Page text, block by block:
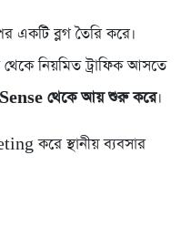
একটি ব্লগ তৈরি করে।
নিয়মিত ট্রাফিক আসতে
থেকে আয় শুরু করে।
করে স্থানীয় ব্যবসার